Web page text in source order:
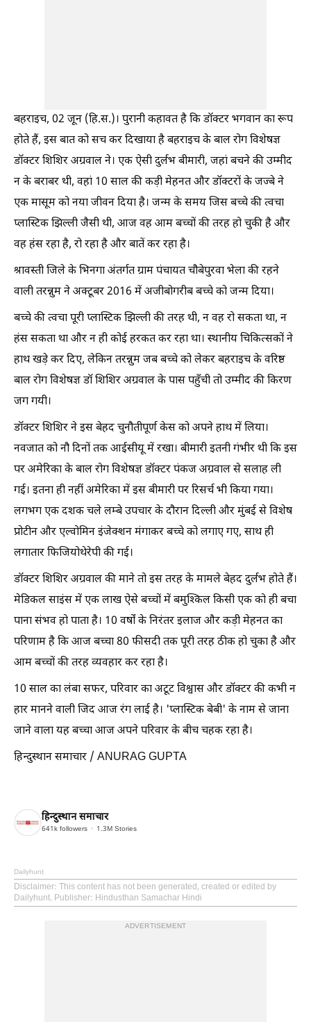
बहराइच, 02 जून (हि.स.)। पुरानी कहावत है कि डॉक्टर भगवान का रूप
होते हैं, इस बात को सच कर दिखाया है बहराइच के बाल रोग विशेषज्ञ
डॉक्टर शिशिर अग्रवाल ने। एक ऐसी दुर्लभ बीमारी, जहां बचने की उम्मीद
न के बराबर थी, वहां 10 साल की कड़ी मेहनत और डॉक्टरों के जज्बे ने
एक मासूम को नया जीवन दिया है। जन्म के समय जिस बच्चे की त्वचा
प्लास्टिक झिल्ली जैसी थी, आज वह आम बच्चों की तरह हो चुकी है और
वह हंस रहा है, रो रहा है और बातें कर रहा है।
श्रावस्ती जिले के भिनगा अंतर्गत ग्राम पंचायत चौबेपुरवा भेला की रहने
वाली तरन्नुम ने अक्टूबर 2016 में अजीबोगरीब बच्चे को जन्म दिया।
बच्चे की त्वचा पूरी प्लास्टिक झिल्ली की तरह थी, न वह रो सकता था, न
हंस सकता था और न ही कोई हरकत कर रहा था। स्थानीय चिकित्सकों ने
हाथ खड़े कर दिए, लेकिन तरन्नुम जब बच्चे को लेकर बहराइच के वरिष्ठ
बाल रोग विशेषज्ञ डॉ शिशिर अग्रवाल के पास पहुँची तो उम्मीद की किरण
जग गयी।
डॉक्टर शिशिर ने इस बेहद चुनौतीपूर्ण केस को अपने हाथ में लिया।
नवजात को नौ दिनों तक आईसीयू में रखा। बीमारी इतनी गंभीर थी कि इस
पर अमेरिका के बाल रोग विशेषज्ञ डॉक्टर पंकज अग्रवाल से सलाह ली
गई। इतना ही नहीं अमेरिका में इस बीमारी पर रिसर्च भी किया गया।
लगभग एक दशक चले लम्बे उपचार के दौरान दिल्ली और मुंबई से विशेष
प्रोटीन और एल्वोमिन इंजेक्शन मंगाकर बच्चे को लगाए गए, साथ ही
लगातार फिजियोथेरेपी की गई।
डॉक्टर शिशिर अग्रवाल की माने तो इस तरह के मामले बेहद दुर्लभ होते हैं।
मेडिकल साइंस में एक लाख ऐसे बच्चों में बमुश्किल किसी एक को ही बचा
पाना संभव हो पाता है। 10 वर्षों के निरंतर इलाज और कड़ी मेहनत का
परिणाम है कि आज बच्चा 80 फीसदी तक पूरी तरह ठीक हो चुका है और
आम बच्चों की तरह व्यवहार कर रहा है।
10 साल का लंबा सफर, परिवार का अटूट विश्वास और डॉक्टर की कभी न
हार मानने वाली जिद आज रंग लाई है। 'प्लास्टिक बेबी' के नाम से जाना
जाने वाला यह बच्चा आज अपने परिवार के बीच चहक रहा है।
हिन्दुस्थान समाचार / ANURAG GUPTA
हिन्दुस्थान समाचार
641k followers 1.3M Stories
Dailyhunt
Disclaimer: This content has not been generated, created or edited by
Dailyhunt. Publisher: Hindusthan Samachar Hindi
ADVERTISEMENT